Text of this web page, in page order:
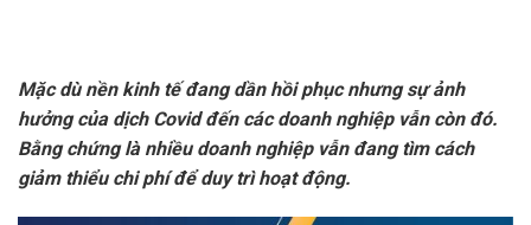
Mặc dù nền kinh tế đang dần hồi phục nhưng sự ảnh
hưởng của dịch Covid đến các doanh nghiệp vẫn còn đó.
Bằng chứng là nhiều doanh nghiệp vẫn đang tìm cách
giảm thiểu chi phí để duy trì hoạt động.